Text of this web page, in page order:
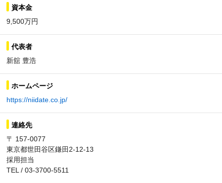
資本金
9,500万円
代表者
新舘 豊浩
ホームページ
https://niidate.co.jp/
連絡先
〒 157-0077
東京都世田谷区鎌田2-12-13
採用担当
TEL / 03-3700-5511